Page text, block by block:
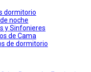
dormitorio
noche
y Sinfonieres
de Cama
de dormitorio